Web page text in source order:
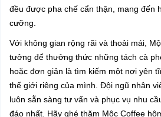
đều được pha chế cẩn thận, mang đến
cưỡng.
Với không gian rộng rãi và thoải mái,
tưởng để thưởng thức những tách cà
hoặc đơn giản là tìm kiếm một nơi yên
thế giới riêng của mình. Đội ngũ nhân
luôn sẵn sàng tư vấn và phục vụ nhu
đáo nhất. Hãy ghé thăm Mộc Coffee